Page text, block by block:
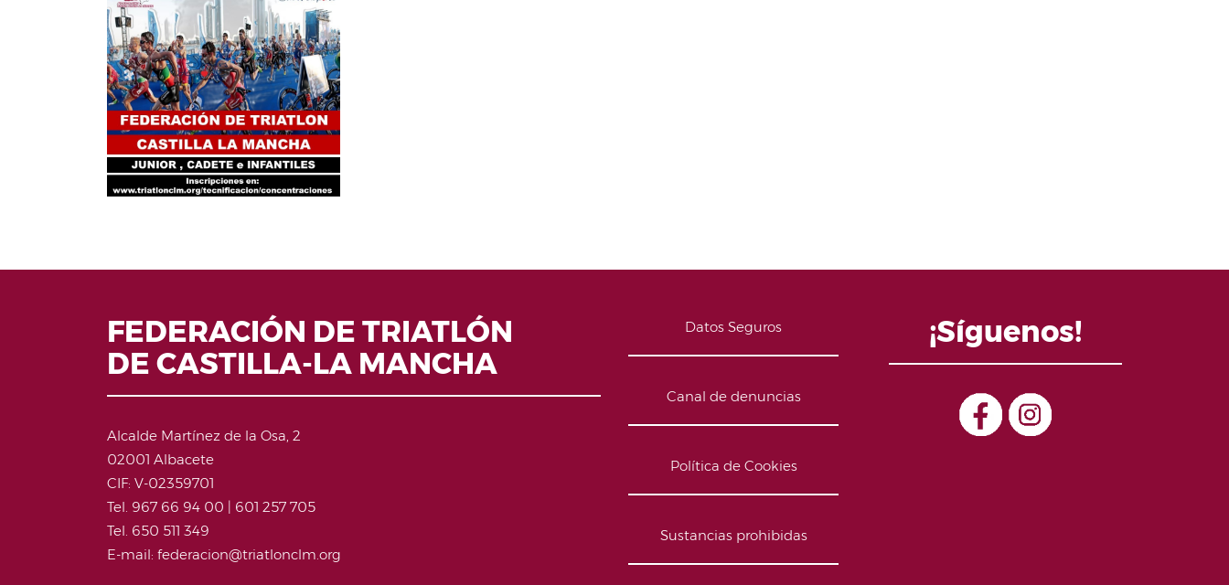
FEDERACIÓN DE TRIATLÓN
DE CASTILLA-LA MANCHA
Alcalde Martínez de la Osa, 2
02001 Albacete
CIF: V-02359701
Tel. 967 66 94 00 | 601 257 705
Tel. 650 511 349
E-mail: federacion@triatlonclm.org
Datos Seguros
Canal de denuncias
Política de Cookies
Sustancias prohibidas
¡Síguenos!